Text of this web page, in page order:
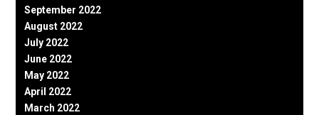
September 2022
August 2022
July 2022
June 2022
May 2022
April 2022
March 2022